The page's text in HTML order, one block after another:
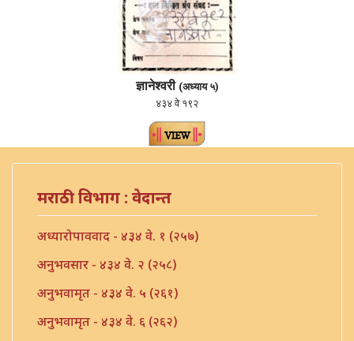
ज्ञानेश्वरी (अध्याय ५)
४३४ वे १९२
मराठी विभाग : वेदान्त
अध्यारोपाववाद - ४३४ वे. १ (२५७)
अनुभवसार - ४३४ वे. २ (२५८)
अनुभवामृत - ४३४ वे. ५ (२६१)
अनुभवामृत - ४३४ वे. ६ (२६२)